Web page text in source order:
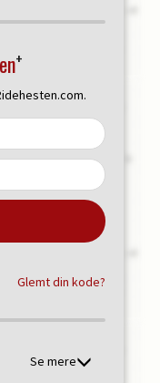
+
Glemt din kode?
Se mere